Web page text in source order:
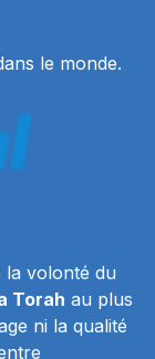
le monde.
la volonté du
Torah au plus
ni la qualité